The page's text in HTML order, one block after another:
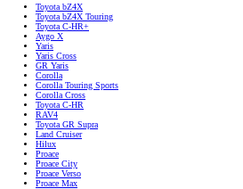
Toyota bZ4X
Toyota bZ4X Touring
Toyota C-HR+
Aygo X
Yaris
Yaris Cross
GR Yaris
Corolla
Corolla Touring Sports
Corolla Cross
Toyota C-HR
RAV4
Toyota GR Supra
Land Cruiser
Hilux
Proace
Proace City
Proace Verso
Proace Max